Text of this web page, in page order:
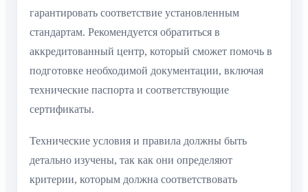
гарантировать соответствие установленным
стандартам. Рекомендуется обратиться в
аккредитованный центр, который сможет помочь в
подготовке необходимой документации, включая
технические паспорта и соответствующие
сертификаты.
Технические условия и правила должны быть
детально изучены, так как они определяют
критерии, которым должна соответствовать